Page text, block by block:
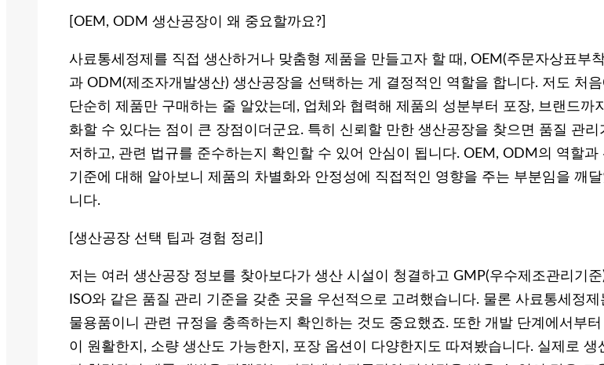
[OEM, ODM 생산공장이 왜 중요할까요?]
사료통세정제를 직접 생산하거나 맞춤형 제품을 만들고자 할 때, OEM(주문자상표부
과 ODM(제조자개발생산) 생산공장을 선택하는 게 결정적인 역할을 합니다. 저도 처
단순히 제품만 구매하는 줄 알았는데, 업체와 협력해 제품의 성분부터 포장, 브랜드까
화할 수 있다는 점이 큰 장점이더군요. 특히 신뢰할 만한 생산공장을 찾으면 품질 관리
저하고, 관련 법규를 준수하는지 확인할 수 있어 안심이 됩니다. OEM, ODM의 역할과
기준에 대해 알아보니 제품의 차별화와 안정성에 직접적인 영향을 주는 부분임을 깨
니다.
[생산공장 선택 팁과 경험 정리]
저는 여러 생산공장 정보를 찾아보다가 생산 시설이 청결하고 GMP(우수제조관리기
ISO와 같은 품질 관리 기준을 갖춘 곳을 우선적으로 고려했습니다. 물론 사료통세정제
물용품이니 관련 규정을 충족하는지 확인하는 것도 중요했죠. 또한 개발 단계에서부터
이 원활한지, 소량 생산도 가능한지, 포장 옵션이 다양한지도 따져봤습니다. 실제로 생